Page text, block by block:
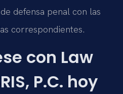
defensa penal con las
correspondientes.
con Law
P.C. hoy